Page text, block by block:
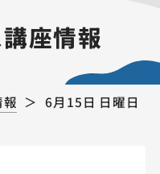
座情報
6月15日 日曜日（